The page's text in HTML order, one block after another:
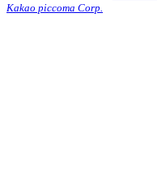
Kakao piccoma Corp.